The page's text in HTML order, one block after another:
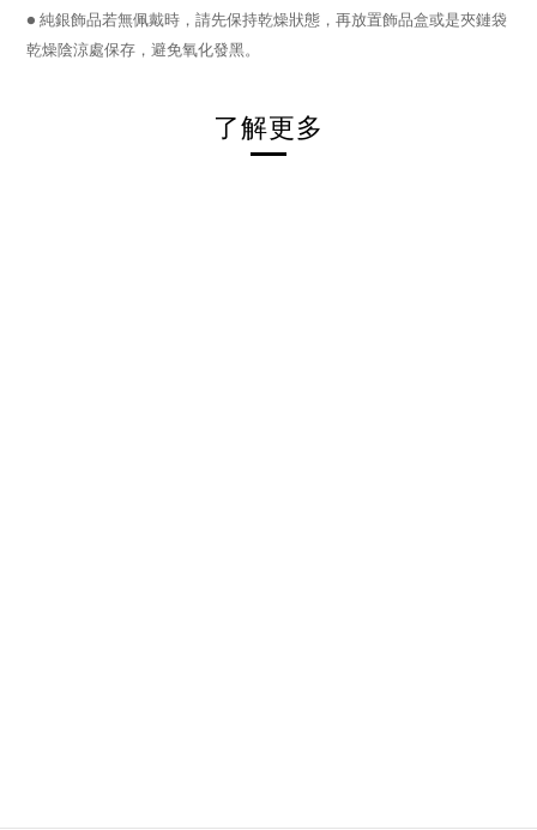
● 純銀飾品若無佩戴時，請先保持乾燥狀態，再放置飾品盒或是夾鏈袋
乾燥陰涼處保存，避免氧化發黑。
了解更多